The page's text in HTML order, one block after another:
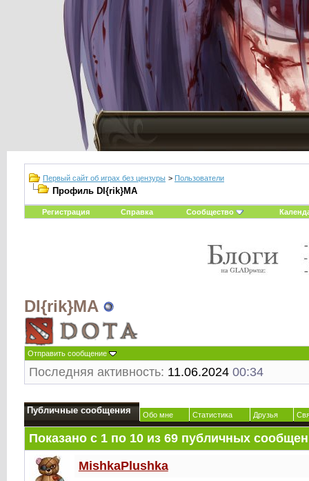
Первый сайт об играх без цензуры > Пользователи
Профиль DI{rik}MA
Регистрация Справка Сообщество
DI{rik}MA
Отправить сообщение
Последняя активность: 11.06.2024 00:34
Публичные сообщения Обо мне Статистика Друзья
Показано с 1 по 10из 69публичных
MishkaPlushka